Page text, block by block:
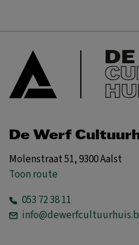
De Werf
Molenstraat 51, 9300 Aalst
Toon route
053 72 38 11